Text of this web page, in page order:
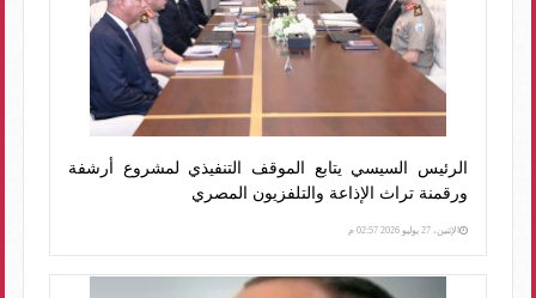
الرئيس السيسي يتابع الموقف التنفيذي لمشروع أرشفة
ورقمنة تراث الإذاعة والتلفزيون المصري
الإثنين، 27 يوليو 2026 02:57 م